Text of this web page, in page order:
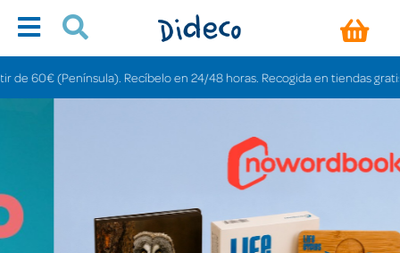
Recíbelo en 24/48 horas. Recogida en tiendas gratis en 3-6 días.